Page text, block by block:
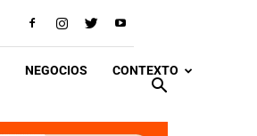
NEGOCIOS CONTEXTO